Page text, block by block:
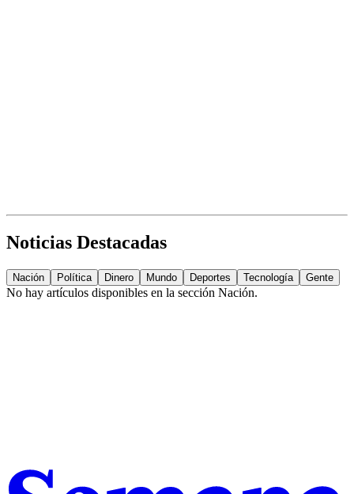
Noticias Destacadas
Nación Política Dinero Mundo Deportes Tecnología Gente
No hay artículos disponibles en la sección Nación.